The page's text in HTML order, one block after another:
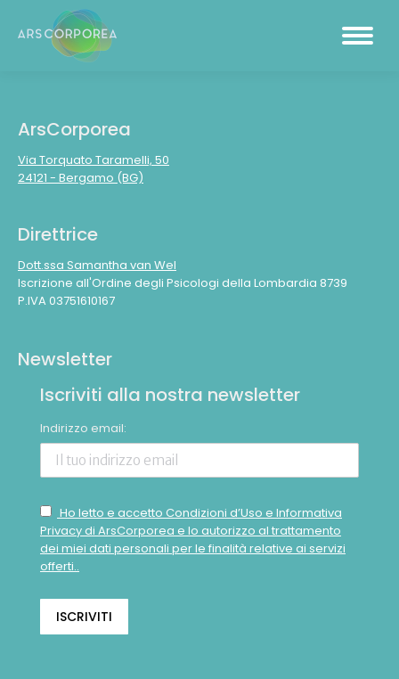
ArsCorporea
Via Torquato Taramelli, 50
24121 - Bergamo (BG)
Direttrice
Dott.ssa Samantha van Wel
Iscrizione all'Ordine degli Psicologi della Lombardia 8739
P.IVA 03751610167
Newsletter
Iscriviti alla nostra newsletter
Indirizzo email:
Ho letto e accetto Condizioni d’Uso e Informativa
Privacy di ArsCorporea e lo autorizzo al trattamento
dei miei dati personali per le finalità relative ai servizi
offerti..